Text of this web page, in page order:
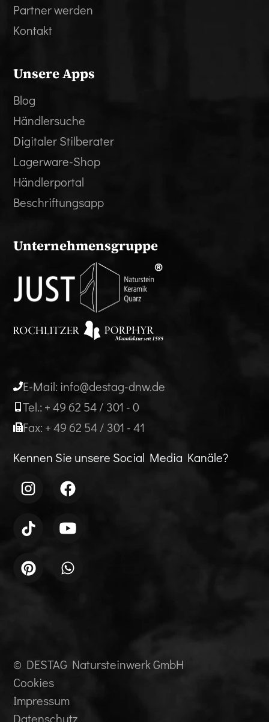
Partner werden
Kontakt
Unsere Apps
Blog
Händlersuche
Digitaler Stilberater
Lagerware-Shop
Händlerportal
Beschriftungsapp
Unternehmensgruppe
E-Mail: info@destag-dnw.de
Tel.: + 49 62 54 / 301 - 0
Fax: + 49 62 54 / 301 - 41
Kennen Sie unsere Social Media Kanäle?
© DESTAG Natursteinwerk GmbH
Cookies
Impressum
Datenschutz